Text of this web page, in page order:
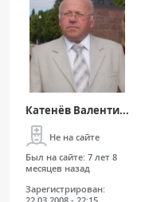
Катенёв Валенти...
Не на сайте
Был на сайте: 7 лет 8
месяцев назад
Зарегистрирован: